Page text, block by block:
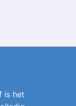
is het